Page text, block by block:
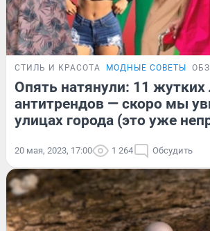
СТИЛЬ И КРАСОТА МОДНЫЕ СОВЕТЫ
Опять натянули: 11 жутких
антитрендов — скоро мы
улицах города (это уже
20 мая, 2023, 17:00 1 264 Обсудить